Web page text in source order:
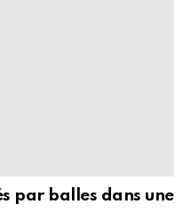
par balles dans une